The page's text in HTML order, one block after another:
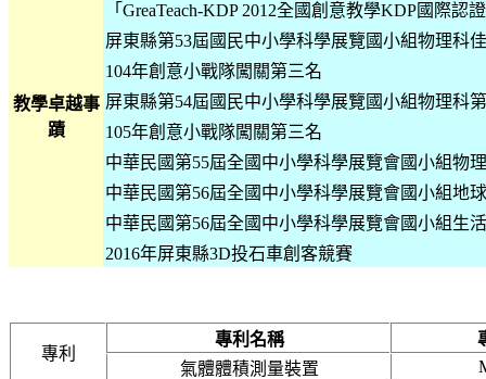
教學卓越事
蹟
「 GreaTeach-KDP 2012全國創意教學KDP國際認
屏東縣第53屆國民中小學科學展覽國小組物理科
104年創意小戰隊闖關第三名
屏東縣第54屆國民中小學科學展覽國小組物理科第
105年創意小戰隊闖關第三名
中華民國第55屆全國中小學科學展覽會國小組物
中華民國第56屆全國中小學科學展覽會國小組地
中華民國第56屆全國中小學科學展覽會國小組生
2016年屏東縣3D投石車創客競賽
專利
專利名稱
氣體體積測量裝置